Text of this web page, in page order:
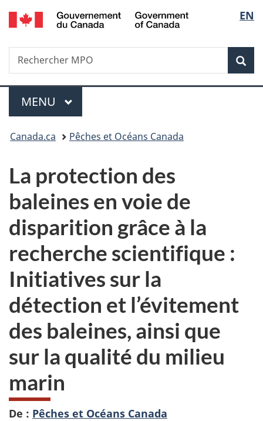
Passer
au
Passer
à
du
Passer
à
simplifiée
de
la
EN
Recherche
Rechercher
MPO
Menu
MENU PRINCIPAL
Vous
ici :
Canada.ca Pêches et Océans Canada
La protection des
baleines en voie de
disparition grâce à la
recherche scientifique :
Initiatives sur la
détection et l’évitement
des baleines, ainsi que
sur la qualité du milieu
marin
De : Pêches et Océans Canada